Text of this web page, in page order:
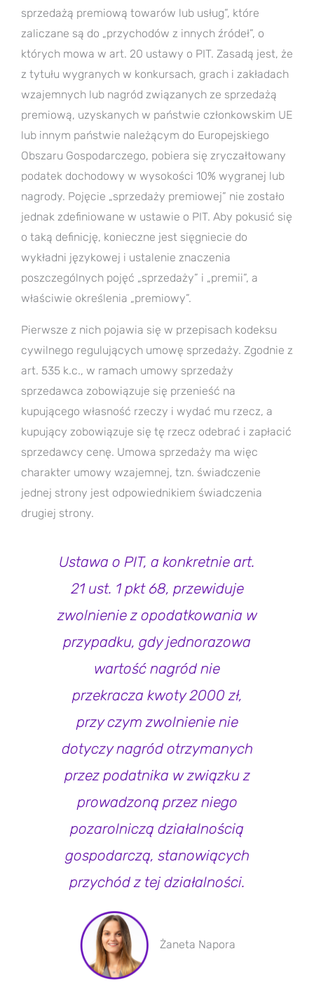
sprzedażą premiową towarów lub usług”, które
zaliczane są do „przychodów z innych źródeł”, o
których mowa w art. 20 ustawy o PIT. Zasadą jest, że
z tytułu wygranych w konkursach, grach i zakładach
wzajemnych lub nagród związanych ze sprzedażą
premiową, uzyskanych w państwie członkowskim UE
lub innym państwie należącym do Europejskiego
Obszaru Gospodarczego, pobiera się zryczałtowany
podatek dochodowy w wysokości 10% wygranej lub
nagrody. Pojęcie „sprzedaży premiowej” nie zostało
jednak zdefiniowane w ustawie o PIT. Aby pokusić się
o taką definicję, konieczne jest sięgniecie do
wykładni językowej i ustalenie znaczenia
poszczególnych pojęć „sprzedaży” i „premii”, a
właściwie określenia „premiowy”.
Pierwsze z nich pojawia się w przepisach kodeksu
cywilnego regulujących umowę sprzedaży. Zgodnie z
art. 535 k.c., w ramach umowy sprzedaży
sprzedawca zobowiązuje się przenieść na
kupującego własność rzeczy i wydać mu rzecz, a
kupujący zobowiązuje się tę rzecz odebrać i zapłacić
sprzedawcy cenę. Umowa sprzedaży ma więc
charakter umowy wzajemnej, tzn. świadczenie
jednej strony jest odpowiednikiem świadczenia
drugiej strony.
Ustawa o PIT, a konkretnie art.
21 ust. 1 pkt 68, przewiduje
zwolnienie z opodatkowania w
przypadku, gdy jednorazowa
wartość nagród nie
przekracza kwoty 2000 zł,
przy czym zwolnienie nie
dotyczy nagród otrzymanych
przez podatnika w związku z
prowadzoną przez niego
pozarolniczą działalnością
gospodarczą, stanowiących
przychód z tej działalności.
Żaneta Napora